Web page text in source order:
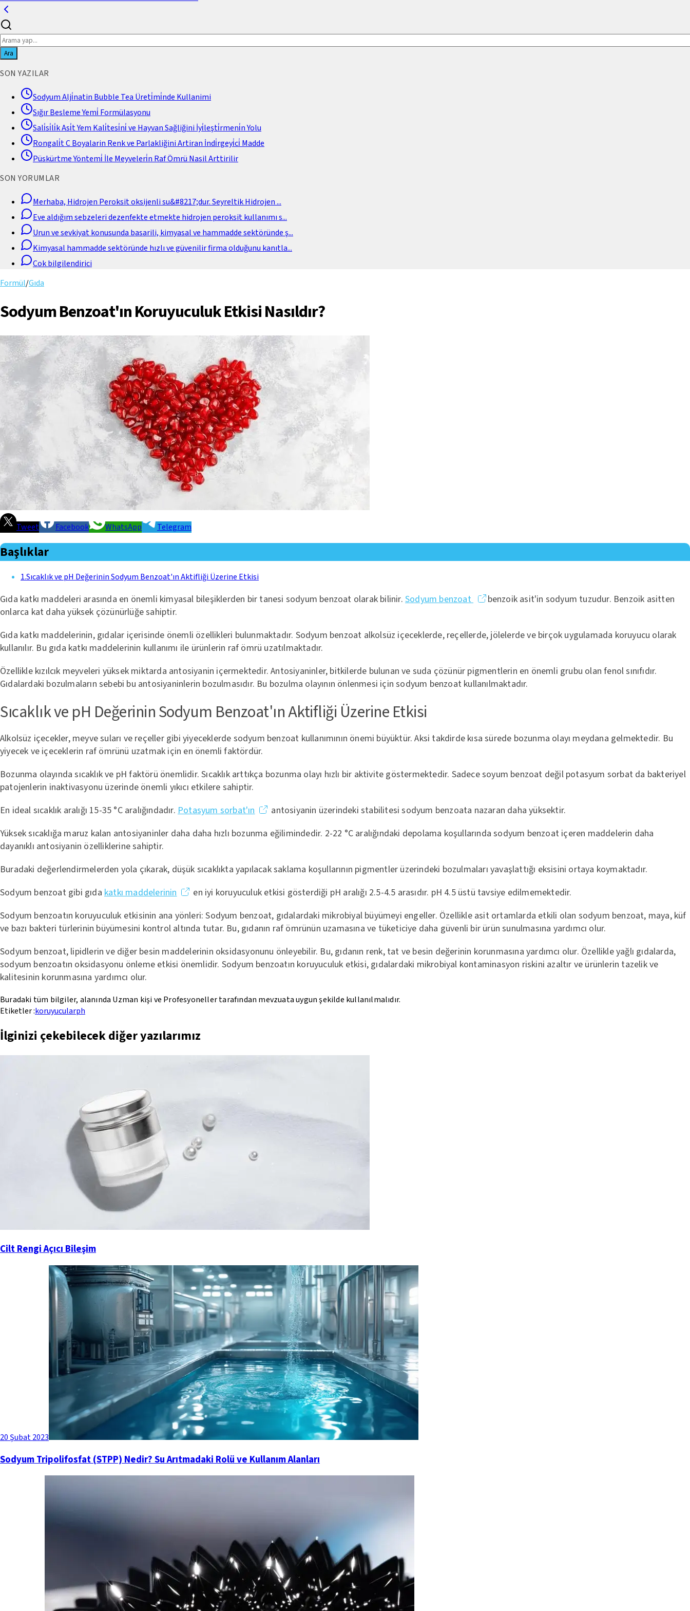
Ara
SON YAZILAR
Sodyum Alji̇natin Bubble Tea Üreti̇mi̇nde Kullanimi
Sığır Besleme Yemi̇ Formülasyonu
Sali̇si̇li̇k Asi̇t Yem Kali̇tesi̇ni̇ ve Hayvan Sağliğini İyi̇leşti̇rmeni̇n Yolu
Rongali̇t C Boyalarin Renk ve Parlakliğini Artiran İndi̇rgeyi̇ci̇ Madde
Püskürtme Yöntemi̇ İle Meyveleri̇n Raf Ömrü Nasil Arttirilir
SON YORUMLAR
Merhaba, Hidrojen Peroksit oksijenli su&#8217;dur. Seyreltik Hidrojen...
Eve aldığım sebzeleri dezenfekte etmekte hidrojen peroksit kullanımı s...
Urun ve sevkiyat konusunda basarili, kimyasal ve hammadde sektöründe ş...
Kimyasal hammadde sektöründe hızlı ve güvenilir firma olduğunu kanıtla...
Cok bilgilendirici
Formül/Gıda
Sodyum Benzoat'ın Koruyuculuk Etkisi Nasıldır?
Tweet Facebook WhatsApp Telegram
Başlıklar
1.Sıcaklık ve pH Değerinin Sodyum Benzoat'ın Aktifliği Üzerine Etkisi
Gıda katkı maddeleri arasında en önemli kimyasal bileşiklerden bir tanesi sodyum benzoat olarak bilinir.Sodyum benzoat
benzoik asit'in sodyum tuzudur. Benzoik asitten
onlarca kat daha yüksek çözünürlüğe sahiptir.
Gıda katkı maddelerinin, gıdalar içerisinde önemli özellikleri bulunmaktadır. Sodyum benzoat alkolsüz içeceklerde, reçellerde, jölelerde ve birçok uygulamada koruyucu olarak
kullanılır. Bu gıda katkı maddelerinin kullanımı ile ürünlerin raf ömrü uzatılmaktadır.
Özellikle kızılcık meyveleri yüksek miktarda antosiyanin içermektedir. Antosiyaninler, bitkilerde bulunan ve suda çözünür pigmentlerin en önemli grubu olan fenol sınıfıdır.
Gıdalardaki bozulmaların sebebi bu antosiyaninlerin bozulmasıdır. Bu bozulma olayının önlenmesi için sodyum benzoat kullanılmaktadır.
Sıcaklık ve pH Değerinin Sodyum Benzoat'ın Aktifliği Üzerine Etkisi
Alkolsüz içecekler, meyve suları ve reçeller gibi yiyeceklerde sodyum benzoat kullanımının önemi büyüktür. Aksi takdirde kısa sürede bozunma olayı meydana gelmektedir. Bu
yiyecek ve içeceklerin raf ömrünü uzatmak için en önemli faktördür.
Bozunma olayında sıcaklık ve pH faktörü önemlidir. Sıcaklık arttıkça bozunma olayı hızlı bir aktivite göstermektedir. Sadece soyum benzoat değil potasyum sorbat da bakteriyel
patojenlerin inaktivasyonu üzerinde önemli yıkıcı etkilere sahiptir.
En ideal sıcaklık aralığı 15-35 °C aralığındadır. Potasyum sorbat'ın
antosiyanin üzerindeki stabilitesi sodyum benzoata nazaran daha yüksektir.
Yüksek sıcaklığa maruz kalan antosiyaninler daha daha hızlı bozunma eğilimindedir. 2-22 °C aralığındaki depolama koşullarında sodyum benzoat içeren maddelerin daha
dayanıklı antosiyanin özelliklerine sahiptir.
Buradaki değerlendirmelerden yola çıkarak, düşük sıcaklıkta yapılacak saklama koşullarının pigmentler üzerindeki bozulmaları yavaşlattığı eksisini ortaya koymaktadır.
Sodyum benzoat gibi gıda katkı maddelerinin
en iyi koruyuculuk etkisi gösterdiği pH aralığı 2.5-4.5 arasıdır. pH 4.5 üstü tavsiye edilmemektedir.
Sodyum benzoatın koruyuculuk etkisinin ana yönleri: Sodyum benzoat, gıdalardaki mikrobiyal büyümeyi engeller. Özellikle asit ortamlarda etkili olan sodyum benzoat, maya, küf
ve bazı bakteri türlerinin büyümesini kontrol altında tutar. Bu, gıdanın raf ömrünün uzamasına ve tüketiciye daha güvenli bir ürün sunulmasına yardımcı olur.
Sodyum benzoat, lipidlerin ve diğer besin maddelerinin oksidasyonunu önleyebilir. Bu, gıdanın renk, tat ve besin değerinin korunmasına yardımcı olur. Özellikle yağlı gıdalarda,
sodyum benzoatın oksidasyonu önleme etkisi önemlidir. Sodyum benzoatın koruyuculuk etkisi, gıdalardaki mikrobiyal kontaminasyon riskini azaltır ve ürünlerin tazelik ve
kalitesinin korunmasına yardımcı olur.
Buradaki tüm bilgiler, alanında Uzman kişi ve Profesyoneller tarafından mevzuata uygun şekilde kullanılmalıdır.
Etiketler :koruyucularph
İlginizi çekebilecek diğer yazılarımız
Cilt Rengi Açıcı Bileşim
20 Şubat 2023
Sodyum Tripolifosfat (STPP) Nedir? Su Arıtmadaki Rolü ve Kullanım Alanları